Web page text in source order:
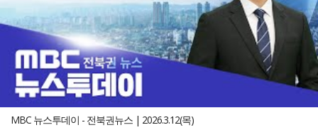
MBC 뉴스투데이 - 전북권뉴스 | 2026.3.12(목)